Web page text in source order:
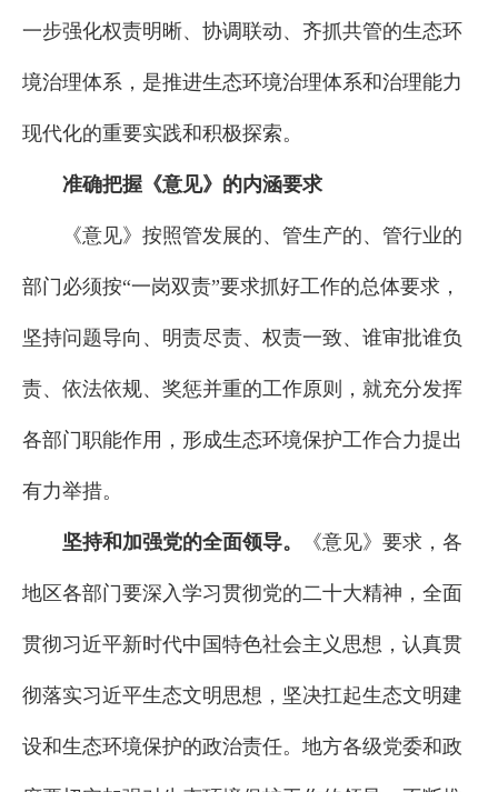
一步强化权责明晰、协调联动、齐抓共管的生态环
境治理体系，是推进生态环境治理体系和治理能力
现代化的重要实践和积极探索。
准确把握《意见》的内涵要求
《意见》按照管发展的、管生产的、管行业的
部门必须按“一岗双责”要求抓好工作的总体要求，
坚持问题导向、明责尽责、权责一致、谁审批谁负
责、依法依规、奖惩并重的工作原则，就充分发挥
各部门职能作用，形成生态环境保护工作合力提出
有力举措。
坚持和加强党的全面领导。 《意见》要求，各
地区各部门要深入学习贯彻党的二十大精神，全面
贯彻习近平新时代中国特色社会主义思想，认真贯
彻落实习近平生态文明思想，坚决扛起生态文明建
设和生态环境保护的政治责任。地方各级党委和政